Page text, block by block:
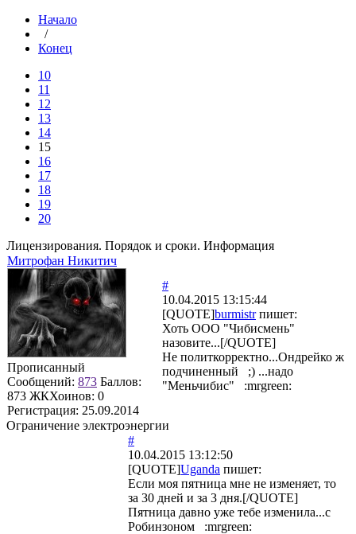
Начало
/
Конец
10
11
12
13
14
15
16
17
18
19
20
Лицензирования. Порядок и сроки. Информация
Митрофан Никитич
Прописанный
Сообщений: 873 Баллов:
873 ЖКХоинов: 0
Регистрация: 25.09.2014
#
10.04.2015 13:15:44
[QUOTE]burmistrпишет:
Хоть ООО "Чибисмень"
назовите...[/QUOTE]
Не политкорректно...Ондрейко ж
подчиненный ;) ...надо
"Меньчибис" :mrgreen:
Ограничение электроэнергии
#
10.04.2015 13:12:50
[QUOTE]Uganda пишет:
Если моя пятница мне не изменяет, то
за 30 дней и за 3 дня.[/QUOTE]
Пятница давно уже тебе изменила...с
Робинзоном :mrgreen: